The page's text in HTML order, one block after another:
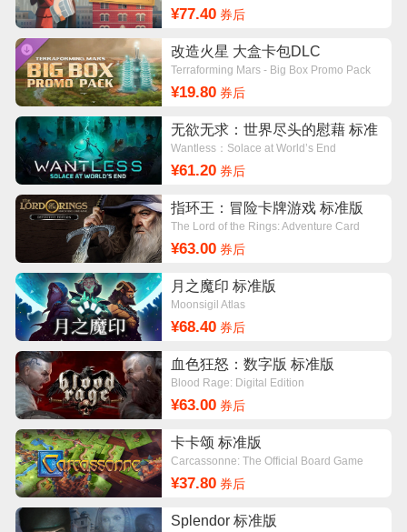
¥77.40券后
改造火星 大盒卡包DLC
Terraforming Mars - Big Box Promo Pack
¥19.80券后
无欲无求：世界尽头的慰藉 标准
版
Wantless：Solace at World’s End
¥61.20券后
指环王：冒险卡牌游戏 标准版
The Lord of the Rings: Adventure Card
¥63.00券后
月之魔印 标准版
Moonsigil Atlas
¥68.40券后
血色狂怒：数字版 标准版
Blood Rage: Digital Edition
¥63.00券后
卡卡颂 标准版
Carcassonne: The Official Board Game
¥37.80券后
Splendor 标准版